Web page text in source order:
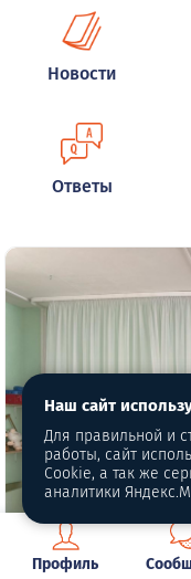
Новости
Ответы
Профиль
Наш сайт
Для правильной и
работы, сайт
Cookie, а так же
аналитики